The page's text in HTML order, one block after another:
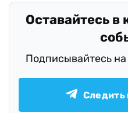
Оставайтесь в
Подписывайтесь
Следить